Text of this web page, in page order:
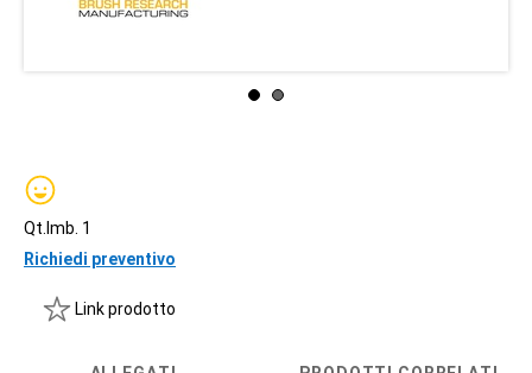
Qt.Imb. 1
Richiedi preventivo
Link prodotto